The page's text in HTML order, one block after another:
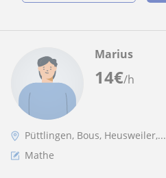
14€/h
Marius
Püttlingen, Bous, Heusweiler,...
Mathe